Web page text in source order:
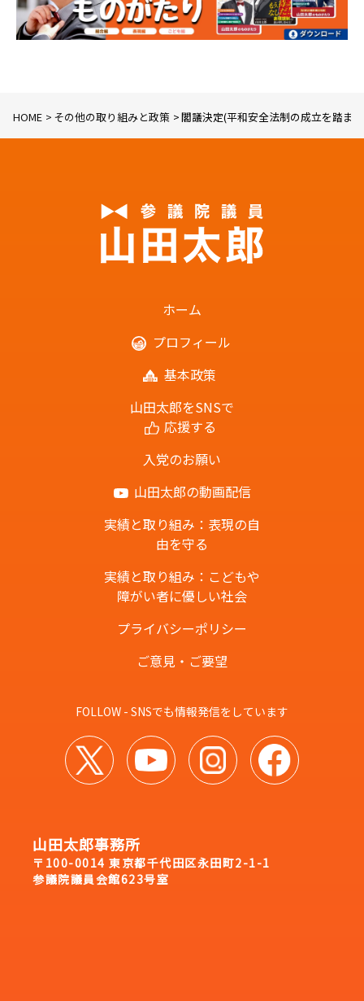
HOME その他の取り組みと政策 閣議決定(平和安全法制の成立を踏ま
ホーム
プロフィール
基本政策
山田太郎をSNSで
応援する
入党のお願い
山田太郎の動画配信
実績と取り組み：表現の自
由を守る
実績と取り組み：こどもや
障がい者に優しい社会
プライバシーポリシー
ご意見・ご要望
FOLLOW - SNSでも情報発信をしています
山田太郎事務所
〒100-0014 東京都千代田区永田町2-1-1
参議院議員会館623号室